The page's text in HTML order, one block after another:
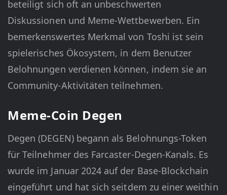
beteiligt sich oft an unbeschwerten
Diskussionen und Meme-Wettbewerben. Ein
bemerkenswertes Merkmal von Toshi ist sein
spielerisches Ökosystem, in dem Benutzer
Belohnungen verdienen können, indem sie an
Community-Aktivitäten teilnehmen.
Meme-Coin Degen
Degen (DEGEN) begann als Belohnungs-Token
für Teilnehmer des Farcaster-Degen-Kanals. Es
wurde im Januar 2024 auf der Base-Blockchain
eingeführt und hat sich seitdem zu einer weithin